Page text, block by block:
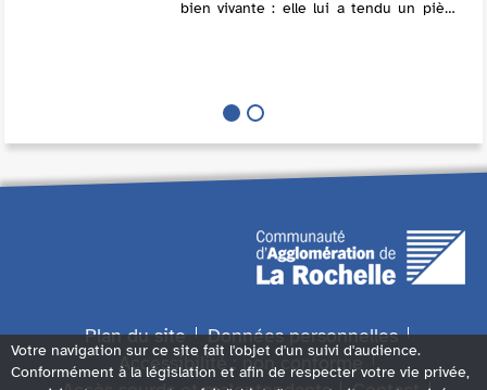
bien vivante : elle lui a tendu un piège
Plan du site
Données personnelles
Accessibilité : non conforme
Votre navigation sur ce site fait l'objet d'un suivi d'audience.
Conformément à la législation et afin de respecter votre vie privée,